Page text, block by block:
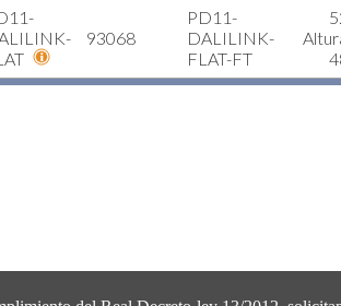
93068
PD11-
DALILINK-
FLAT-FT